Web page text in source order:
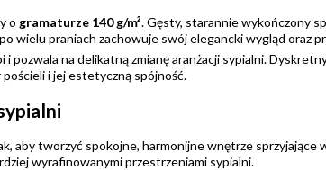
o gramaturze 140 g/m². Gęsty, starannie wykończony
wielu praniach zachowuje swój elegancki wygląd oraz
na delikatną zmianę aranżacji sypialni.
i jej estetyczną spójność.
aby tworzyć spokojne, harmonijne wnętrze sprzyjające
wyrafinowanymi przestrzeniami sypialni.